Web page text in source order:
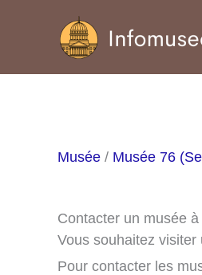
Musée / Musée 76
Contacter un musée
Vous souhaitez
Pour contacter les